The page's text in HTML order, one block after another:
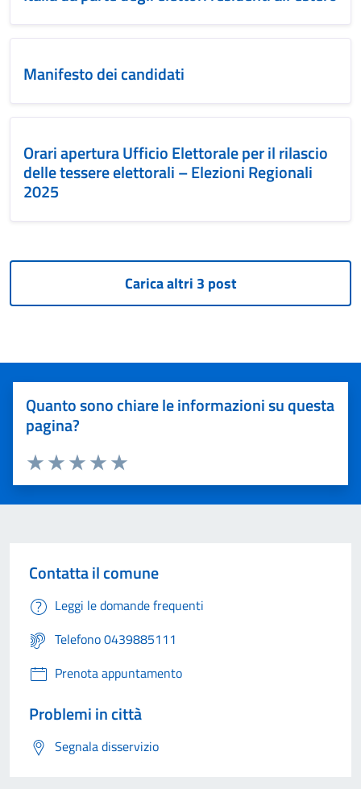
Manifesto dei candidati
Orari apertura Ufficio Elettorale per il rilascio
delle tessere elettorali – Elezioni Regionali
2025
Quanto sono chiare le informazioni su questa
pagina?
Valuta 5 stelle su 5
Valuta 4 stelle su 5
Valuta 3 stelle su 5
Valuta 2 stelle su 5
Valuta 1 stelle su 5
Contatta il comune
Leggi le domande frequenti
Telefono 0439885111
Prenota appuntamento
Problemi in città
Segnala disservizio